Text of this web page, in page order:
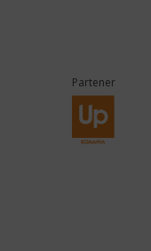
Partener